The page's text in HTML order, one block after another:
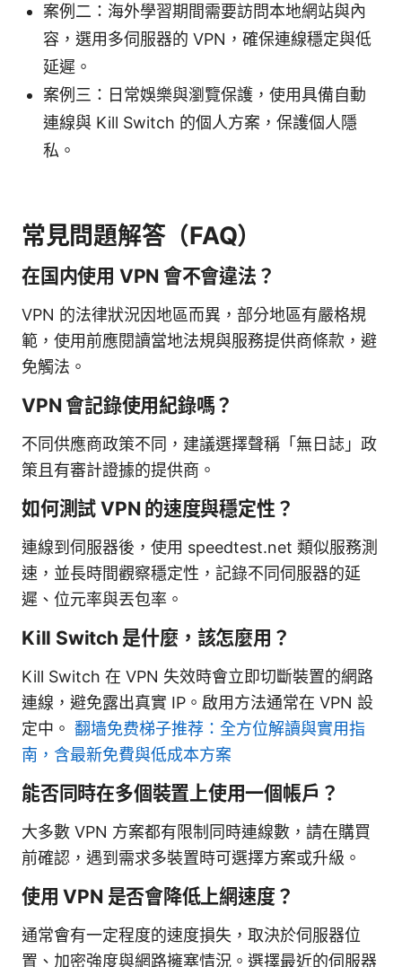
案例二：海外學習期間需要訪問本地網站與內
容，選用多伺服器的 VPN，確保連線穩定與低
延遲。
案例三：日常娛樂與瀏覽保護，使用具備自動
連線與 Kill Switch 的個人方案，保護個人隱
私。
常見問題解答（FAQ）
在国内使用 VPN 會不會違法？
VPN 的法律狀況因地區而異，部分地區有嚴格規
範，使用前應閱讀當地法規與服務提供商條款，避
免觸法。
VPN 會記錄使用紀錄嗎？
不同供應商政策不同，建議選擇聲稱「無日誌」政
策且有審計證據的提供商。
如何測試 VPN 的速度與穩定性？
連線到伺服器後，使用 speedtest.net 類似服務測
速，並長時間觀察穩定性，記錄不同伺服器的延
遲、位元率與丟包率。
Kill Switch 是什麼，該怎麼用？
Kill Switch 在 VPN 失效時會立即切斷裝置的網路
連線，避免露出真實 IP。啟用方法通常在 VPN 設
定中。 翻墙免费梯子推荐：全方位解讀與實用指
南，含最新免費與低成本方案
能否同時在多個裝置上使用一個帳戶？
大多數 VPN 方案都有限制同時連線數，請在購買
前確認，遇到需求多裝置時可選擇方案或升級。
使用 VPN 是否會降低上網速度？
通常會有一定程度的速度損失，取決於伺服器位
置、加密強度與網路擁塞情況。選擇最近的伺服器